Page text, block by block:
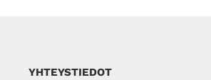
YHTEYSTIEDOT